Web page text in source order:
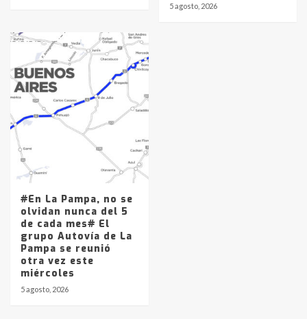
5 agosto, 2026
#En La Pampa, no se
olvidan nunca del 5
de cada mes# El
grupo Autovía de La
Pampa se reunió
otra vez este
miércoles
5 agosto, 2026